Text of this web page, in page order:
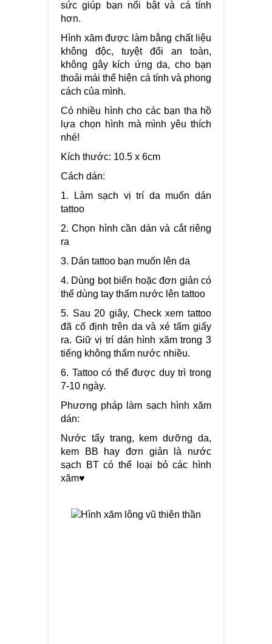
sức giúp bạn nổi bật và cá tính
hơn.
Hình xăm được làm bằng chất liệu
không độc, tuyệt đối an toàn,
không gây kích ứng da, cho bạn
thoải mái thể hiện cá tính và phong
cách của mình.
Có nhiều hình cho các bạn tha hồ
lựa chọn hình mà mình yêu thích
nhé!
Kích thước: 10.5 x 6cm
Cách dán:
1. Làm sạch vị trí da muốn dán
tattoo
2. Chọn hình cần dán và cắt riêng
ra
3. Dán tattoo bạn muốn lên da
4. Dùng bọt biển hoặc đơn giản có
thể dùng tay thấm nước lên tattoo
5. Sau 20 giây, Check xem tattoo
đã cố định trên da và xé tấm giấy
ra. Giữ vị trí dán hình xăm trong 3
tiếng không thấm nước nhiều.
6. Tattoo có thể được duy trì trong
7-10 ngày.
Phương pháp làm sạch hình xăm
dán:
Nước tẩy trang, kem dưỡng da,
kem BB hay đơn giản là nước
sạch BT có thể loại bỏ các hình
xăm♥